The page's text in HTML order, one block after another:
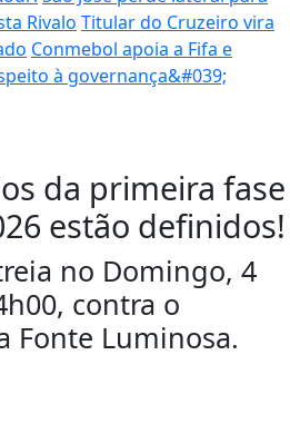
Rivalo Titular do Cruzeiro vira
Conmebol apoia a Fifa e
à governança&#039;
da primeira fase
estão definidos!
no Domingo, 4
contra o
Fonte Luminosa.